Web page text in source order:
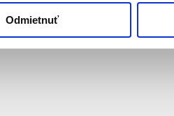
Odmietnuť